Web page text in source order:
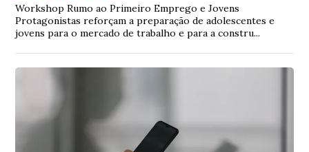
Workshop Rumo ao Primeiro Emprego e Jovens
Protagonistas reforçam a preparação de adolescentes e
jovens para o mercado de trabalho e para a constru...